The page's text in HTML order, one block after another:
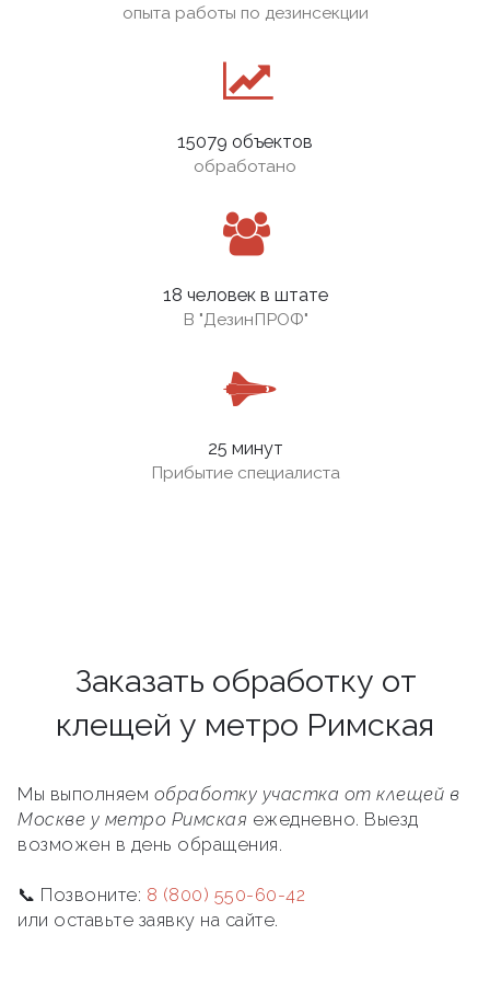
опыта работы по дезинсекции
15079 объектов
обработано
18 человек в штате
В "ДезинПРОФ"
25 минут
Прибытие специалиста
Заказать обработку от
клещей у метро Римская
Мы выполняем обработку участка от клещей в
Москве у метро Римская ежедневно. Выезд
возможен в день обращения.
📞 Позвоните: 8 (800) 550-60-42
или оставьте заявку на сайте.